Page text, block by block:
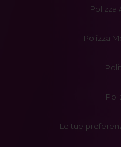
Polizza
Polizza
Le tue